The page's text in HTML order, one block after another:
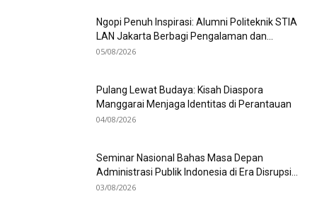
Ngopi Penuh Inspirasi: Alumni Politeknik STIA
LAN Jakarta Berbagi Pengalaman dan...
05/08/2026
Pulang Lewat Budaya: Kisah Diaspora
Manggarai Menjaga Identitas di Perantauan
04/08/2026
Seminar Nasional Bahas Masa Depan
Administrasi Publik Indonesia di Era Disrupsi...
03/08/2026